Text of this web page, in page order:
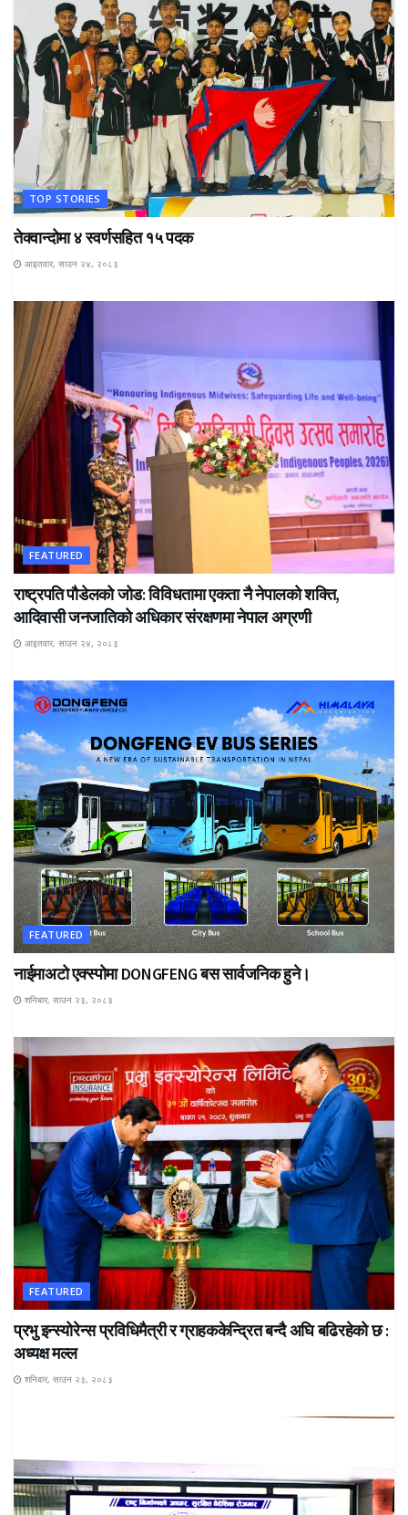
TOP STORIES
तेक्वान्दोमा ४ स्वर्णसहित १५ पदक
आइतवार, साउन २४, २०८३
FEATURED
राष्ट्रपति पौडेलको जोड: विविधतामा एकता नै नेपालको शक्ति,
आदिवासी जनजातिको अधिकार संरक्षणमा नेपाल अग्रणी
आइतवार, साउन २४, २०८३
FEATURED
नाईमाअटो एक्स्पोमा DONGFENG बस सार्वजनिक हुने।
शनिबार, साउन २३, २०८३
FEATURED
प्रभु इन्स्योरेन्स प्रविधिमैत्री र ग्राहककेन्द्रित बन्दै अघि बढिरहेको छ :
अध्यक्ष मल्ल
शनिबार, साउन २३, २०८३